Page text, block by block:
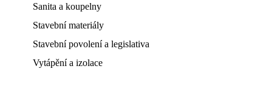
Sanita a koupelny
Stavební materiály
Stavební povolení a legislativa
Vytápění a izolace